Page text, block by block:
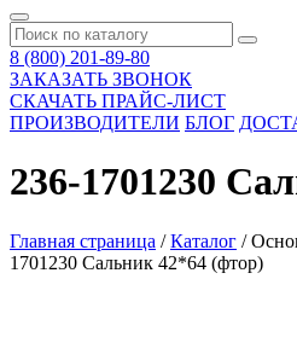
8 (800) 201-89-80
ЗАКАЗАТЬ ЗВОНОК
СКАЧАТЬ ПРАЙС-ЛИСТ
ПРОИЗВОДИТЕЛИ БЛОГ
236-1701230
Главная страница /Каталог /
1701230 Сальник 42*64 (фтор)